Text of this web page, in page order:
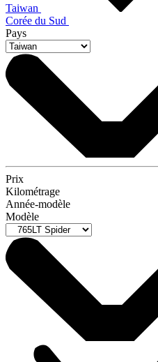
Taiwan
Corée du Sud
Pays
Prix
Kilométrage
Année-modèle
Modèle